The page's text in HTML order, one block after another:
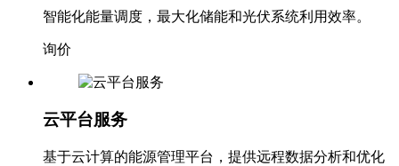
智能化能量调度，最大化储能和光伏系统利用效率。
询价
云平台服务
基于云计算的能源管理平台，提供远程数据分析和优化